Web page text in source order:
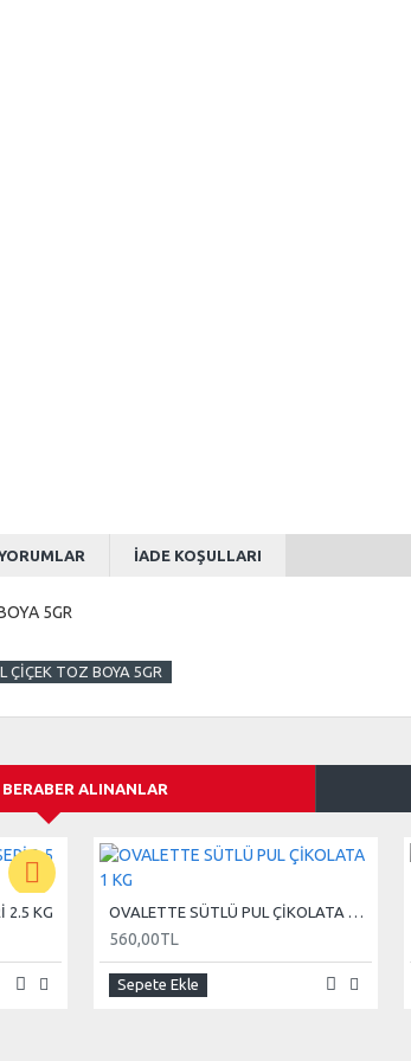
İADE KOŞULLARI
5GR
ÇİÇEK TOZ BOYA 5GR
ALINANLAR
2.5 KG OVALETTE SÜTLÜ PUL ÇİKOLATA 1 KG
560,00TL
Sepete Ekle